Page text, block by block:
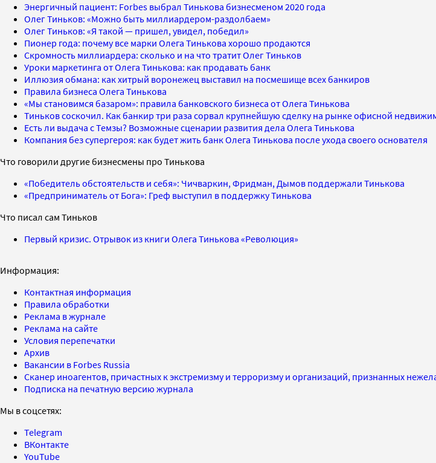
Энергичный пациент: Forbes выбрал Тинькова бизнесменом 2020 года
Олег Тиньков: «Можно быть миллиардером-раздолбаем»
Олег Тиньков: «Я такой — пришел, увидел, победил»
Пионер года: почему все марки Олега Тинькова хорошо продаются
Скромность миллиардера: сколько и на что тратит Олег Тиньков
Уроки маркетинга от Олега Тинькова: как продавать банк
Иллюзия обмана: как хитрый воронежец выставил на посмешище всех банкиров
Правила бизнеса Олега Тинькова
«Мы становимся базаром»: правила банковского бизнеса от Олега Тинькова
Тиньков соскочил. Как банкир три раза сорвал крупнейшую сделку на рынке офисной
Есть ли выдача с Темзы? Возможные сценарии развития дела Олега Тинькова
Компания без супергероя: как будет жить банк Олега Тинькова после ухода своего основателя
Что говорили другие бизнесмены про Тинькова
«Победитель обстоятельств и себя»: Чичваркин, Фридман, Дымов поддержали Тинькова
«Предприниматель от Бога»: Греф выступил в поддержку Тинькова
Что писал сам Тиньков
Первый кризис. Отрывок из книги Олега Тинькова «Революция»
Информация:
Контактная информация
Правила обработки
Реклама в журнале
Реклама на сайте
Условия перепечатки
Архив
Вакансии в Forbes Russia
Сканер иноагентов, причастных к экстремизму и терроризму и организаций, признанных
Подписка на печатную версию журнала
Мы в соцсетях:
Telegram
ВКонтакте
YouTube